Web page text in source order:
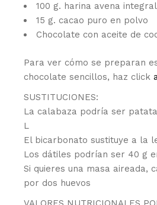
100 g. harina avena integral
15 g. cacao puro en polvo
Chocolate con aceite de
Para ver cómo se preparan
chocolate sencillos, haz click
SUSTITUCIONES:
La calabaza podría ser
L
El bicarbonato sustituye a la
Los dátiles podrían ser 40 g
Si quieres una masa aireada,
por dos huevos